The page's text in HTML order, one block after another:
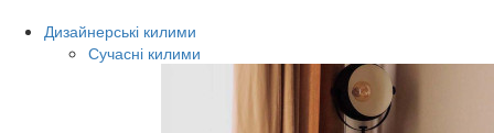
Дизайнерські килими
Сучасні килими